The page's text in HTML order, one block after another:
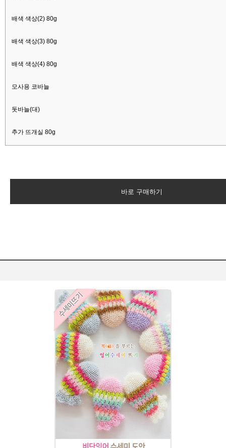
배색 색상(2) 80g
배색 색상(3) 80g
배색 색상(4) 80g
모사용 코바늘
돗바늘(대)
추가 뜨개실 80g
바로 구매하기